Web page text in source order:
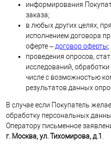
информирования
заказа;
в любых других целях,
исполнением договора
оферте – договор оферты;
проведения опросов,
исследований,
числе с возможностью
результатов данных
В случае если Покупатель
обработку персональных
Оператору письменное
г. Москва, ул. Тихомирова, д.1